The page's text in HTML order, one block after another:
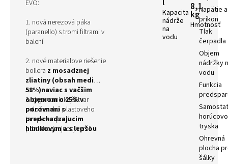
EVO:
1. nová nerezová páka
(paranello) s tromi filtrami v
balení
2. nové materialove riešenie
boilera z mosadznej
zliatiny (obsah medi
58%)naviac s vačšim
objemom o 25% v
porovnani s
predchadzajucim
hlinikovym a s lepšou
3. ergonomickejši tvar
priloženeho plastoveho
tampera oproti
predchadzajucej verzii
l
Kapacita
nádrže
na
vodu
8,1
kg
Hmotnosť
Napätie a
príkon
Tlak
čerpadla
Objem
nádržky
vodu
Funkcia
tryska
Ohrevná
plocha
šálky